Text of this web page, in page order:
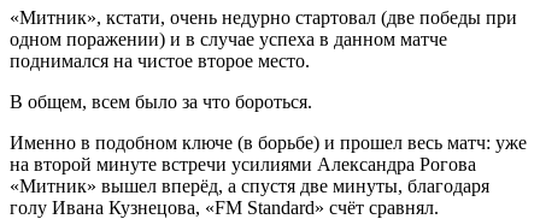
«Митник», кстати, очень недурно стартовал (две победы при
одном поражении) и в случае успеха в данном матче
поднимался на чистое второе место.
В общем, всем было за что бороться.
Именно в подобном ключе (в борьбе) и прошел весь матч: уже
на второй минуте встречи усилиями Александра Рогова
«Митник» вышел вперёд, а спустя две минуты, благодаря
голу Ивана Кузнецова, «FM Standard» счёт сравнял.